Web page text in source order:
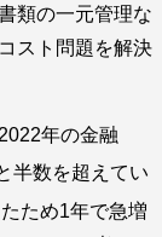
類の一元管理な
スト問題を解決
年の金融
半数を超えてい
ため1年で急増